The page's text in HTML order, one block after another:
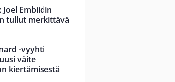
Joel Embiidin
tullut merkittävä
-vyyhti
väite
kiertämisestä